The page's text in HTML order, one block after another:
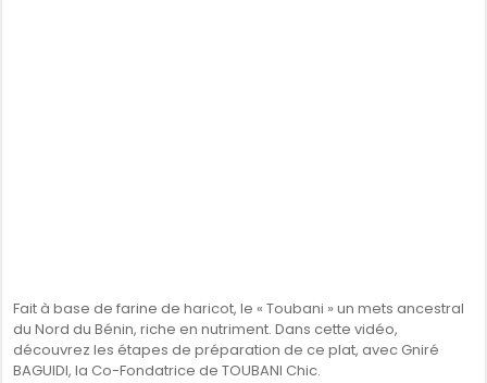
Fait à base de farine de haricot, le « Toubani » un mets ancestral
du Nord du Bénin, riche en nutriment. Dans cette vidéo,
découvrez les étapes de préparation de ce plat, avec Gniré
BAGUIDI, la Co-Fondatrice de TOUBANI Chic.